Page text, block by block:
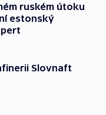
ruském útoku
estonský
Slovnaft